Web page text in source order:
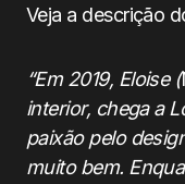
Veja a descrição
“Em 2019, Eloise (
interior, chega a
paixão pelo
muito bem.